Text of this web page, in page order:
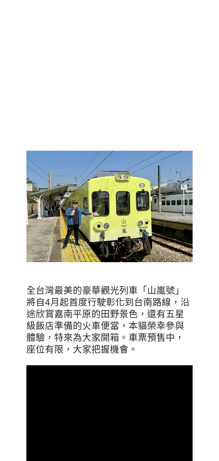
全台灣最美的豪華觀光列車「山嵐號」
將自4月起首度行駛彰化到台南路線，沿
途欣賞嘉南平原的田野景色，還有五星
級飯店準備的火車便當，本貓榮幸參與
體驗，特來為大家開箱。車票預售中，
座位有限，大家把握機會。